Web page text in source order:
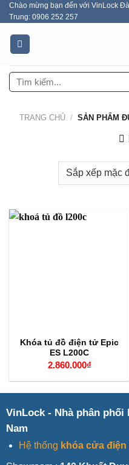
Skip
to
content
Chào mừng bạn đến với VinLock
Trung: 0906 252 257
Tìm
kiếm:
TRANG CHỦ / SẢN PHẨM
Khóa tủ đồ điện tử Epic
ES L200C
2.860.000₫
VinLock - Nhà phân
Nam
Hệ thống khóa cửa